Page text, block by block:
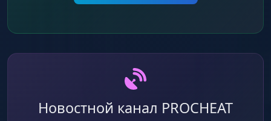
Новостной канал PROCHEAT